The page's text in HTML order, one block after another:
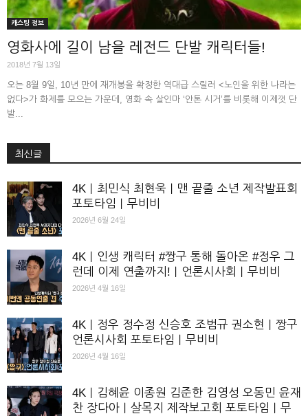
캐스팅 정보
영화사에 길이 남을 레전드 단발 캐릭터들!
2018년 7월 13일
오는 8월 9일, 10년 만에 재개봉을 확정한 역대급 스릴러 <노인을 위한 나라는
없다>가 화제를 모으는 가운데, 영화 속 살인마 ‘안톤 시거’를 비롯해 이제껏 단
발...
최신글
4K｜최민식 최현욱｜맨 끝줄 소년 제작발표회
포토타임｜무비비
2026년 6월 24일
4K｜인생 캐릭터 #짱구 통해 돌아온 #정우 그
런데 이제 연출까지!｜언론시사회｜무비비
2026년 4월 16일
4K｜정우 정수정 신승호 조범규 권소현｜짱구
언론시사회 포토타임｜무비비
2026년 4월 16일
4K｜김혜윤 이종원 김준한 김영성 오동민 윤재
찬 장다아｜살목지 제작보고회 포토타임｜무